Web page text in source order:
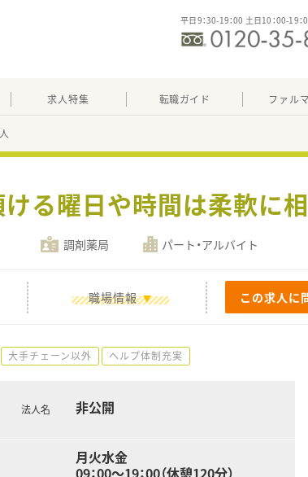
平日9：30-19：00 土日10：00-19：
求人特集 転職ガイド ファル
ける曜日や時間は柔軟に
調剤薬局 パート・アルバイト
職場情報 この求人に
大手チェーン以外 ヘルプ体制充実
法人名 非公開
月火水金
09：00～19：00（休憩120分）